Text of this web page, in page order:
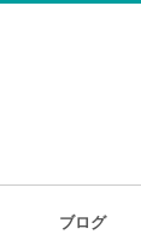
ブログ